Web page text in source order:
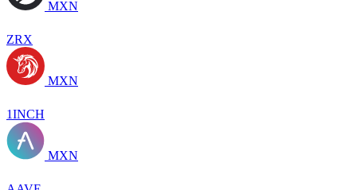
MXN
ZRX
MXN
1INCH
MXN